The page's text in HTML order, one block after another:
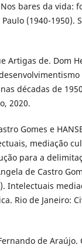
bares da vida:
(1940-1950).
Artigas de. Dom
décadas de
2020.
Gomes e
mediação
para a
de Castro
Intelectuais
Rio de Janeiro:
de